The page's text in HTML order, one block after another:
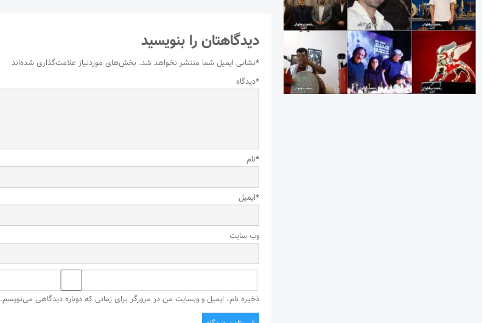
دیدگاهتان را بنویسید
نشانی ایمیل شما منتشر نخواهد شد. بخش‌های موردنیاز علامت‌گذاری شده‌اند
*
دیدگاه*
نام*
ایمیل*
وب‌ سایت
ذخیره نام، ایمیل و وبسایت من در مرورگر برای زمانی که دوباره دیدگاهی می‌نویسم.